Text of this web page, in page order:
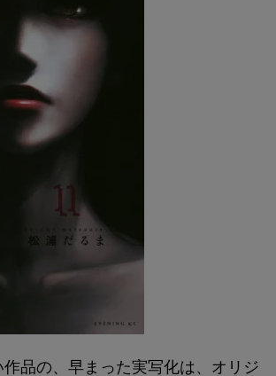
品の、早まった実写化は、オリジ